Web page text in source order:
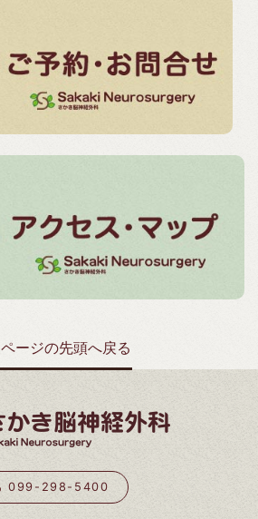
ページの先頭へ戻る
099-298-5400